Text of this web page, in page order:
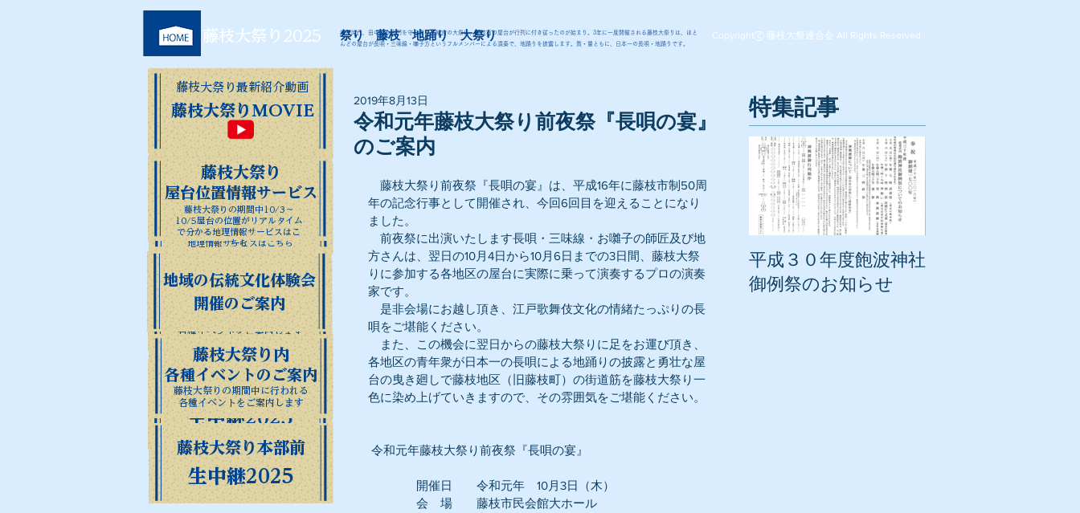
​藤枝大祭り2025 祭り 藤枝 地踊り 大祭り
江戸時代、田中城の鬼門を守る青山八幡宮の大祭に、藤枝宿の屋台が行列に付き従ったのが始まり。3年に一度開催される藤枝大祭りは、ほと
んどの屋台が長唄・三味線・囃子方というフルメンバーによる演奏で、地踊りを披露します。質・量ともに、日本一の長唄・地踊りです。
Copyright c 藤枝大祭連合会 All Rights Reserved.
◯
令和元年藤枝大祭り前夜祭『長唄の宴』
のご案内
2019年8月13日
藤枝大祭り前夜祭『長唄の宴』は、平成16年に藤枝市制50周
年の記念行事として開催され、今回6回目を迎えることになり
ました。
前夜祭に出演いたします長唄・三味線・お囃子の師匠及び地
方さんは、翌日の10月4日から10月6日までの3日間、藤枝大祭
りに参加する各地区の屋台に実際に乗って演奏するプロの演奏
家です。
是非会場にお越し頂き、江戸歌舞伎文化の情緒たっぷりの長
唄をご堪能ください。
また、この機会に翌日からの藤枝大祭りに足をお運び頂き、
各地区の青年衆が日本一の長唄による地踊りの披露と勇壮な屋
台の曳き廻しで藤枝地区（旧藤枝町）の街道筋を藤枝大祭り一
色に染め上げていきますので、その雰囲気をご堪能ください。
令和元年藤枝大祭り前夜祭『長唄の宴』
開催日　　令和元年　10月3日（木）
会　場　　藤枝市民会館大ホール
​藤枝大祭り
生中継2023
​藤枝大祭り
屋台位置情報サービス
藤枝大祭りの期間中10/3～10/5
屋台の位置がリアルタイムで分かる
​地理情報サービスはこちら
藤枝大祭り最新紹介動画
​藤枝大祭りMOVIE
藤枝大祭り内
各種イベントのご案内
各種イベントをご案内します
特集記事
平成３０年度飽波神社
御例祭のお知らせ
藤枝大祭り最新紹介動画
藤枝大祭りMOVIE
​藤枝大祭り
屋台位置情報サービス
藤枝大祭りの期間中10/3～
10/5屋台の位置がリアルタイム
で分かる​地理情報サービスはこ
ちら
地域の伝統文化体験会​
開催のご案内
藤枝大祭り内
各種イベントのご案内
藤枝大祭りの期間中に行われる
各種イベントをご案内します
藤枝大祭り本部前
生中継2025